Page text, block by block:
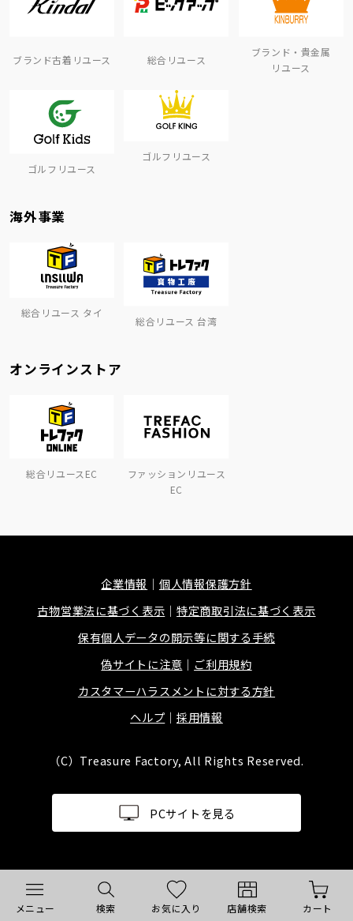
メニュー 検索 お気に入り 店舗検索 カート
ブランド古着リユース 総合リユース
ブランド・貴金属
リユース
ゴルフリユース
ゴルフリユース
海外事業
総合リユース タイ
総合リユース 台湾
オンラインストア
総合リユースEC
ファッションリユース
EC
企業情報
個人情報保護方針
古物営業法に基づく表示
特定商取引法に基づく表示
保有個人データの開示等に関する手続
偽サイトに注意
ご利用規約
カスタマーハラスメントに対する方針
ヘルプ
採用情報
（C）Treasure Factory, All Rights Reserved.
PCサイトを見る